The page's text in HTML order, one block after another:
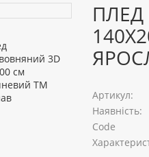
ПЛЕД
Артикул:
Наявність:
Code